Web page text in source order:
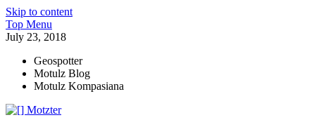
Skip to content
Top Menu
July 23, 2018
Geospotter
Motulz Blog
Motulz Kompasiana